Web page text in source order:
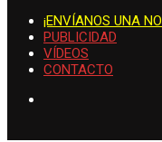
¡ENVÍANOS UNA
PUBLICIDAD
VÍDEOS
CONTACTO